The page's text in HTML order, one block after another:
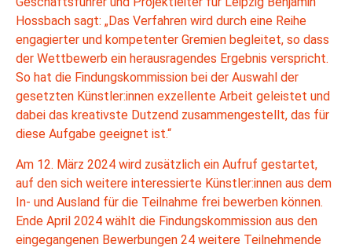
Hossbach sagt: „Das Verfahren wird durch eine Reihe
engagierter und kompetenter Gremien begleitet, so dass
der Wettbewerb ein herausragendes Ergebnis verspricht.
So hat die Findungskommission bei der Auswahl der
gesetzten Künstler:innen exzellente Arbeit geleistet und
dabei das kreativste Dutzend zusammengestellt, das für
diese Aufgabe geeignet ist.“
Am 12. März 2024 wird zusätzlich ein Aufruf gestartet,
auf den sich weitere interessierte Künstler:innen aus dem
In- und Ausland für die Teilnahme frei bewerben können.
Ende April 2024 wählt die Findungskommission aus den
eingegangenen Bewerbungen 24 weitere Teilnehmende